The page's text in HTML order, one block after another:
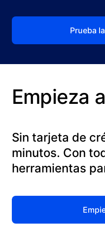
Prueba
Empieza
Sin tarjeta de
minutos. Con
herramientas